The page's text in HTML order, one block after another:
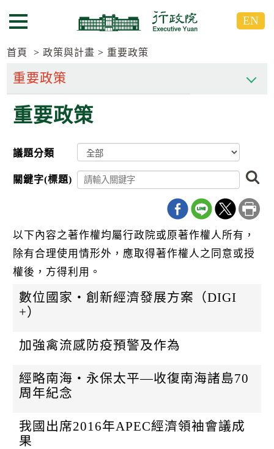
到
要
區
到
要
區
選單按鈕 EN
首頁 政策與計畫 重要政策
重要政策
議題分類
關鍵字(標題)
尋
以下內容之著作權均屬行政院或原著作權人所有，
除有合理使用情形外，應取得著作權人之同意或授
權後，方得利用。
數位國家‧創新經濟發展方案（DIGI
+）
加強禽流感防疫預警及作為
經略南海‧永保太平—收復南海諸島70
周年紀念
我國出席2016年APEC經濟領袖會議成
果